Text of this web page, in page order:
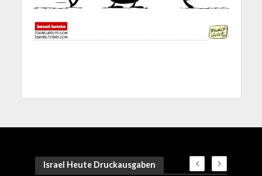
Israel Heute Druckausgaben